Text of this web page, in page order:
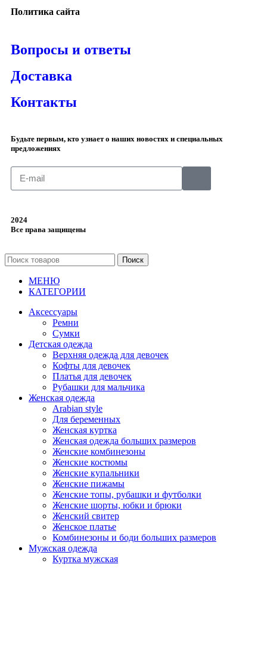
Политика сайта
Вопросы и ответы
Доставка
Контакты
Будьте первым, кто узнает о наших новостях и специальных
предложениях
2024
Все права защищены
Поиск
МЕНЮ
КАТЕГОРИИ
Аксессуары
Ремни
Сумки
Детская одежда
Верхняя одежда для девочек
Кофты для девочек
Платья для девочек
Рубашки для мальчика
Женская одежда
Arabian style
Для беременных
Женская куртка
Женская одежда больших размеров
Женские комбинезоны
Женские костюмы
Женские купальники
Женские пижамы
Женские топы, рубашки и футболки
Женские шорты, юбки и брюки
Женский свитер
Женское платье
Комбинезоны и боди больших размеров
Мужская одежда
Куртка мужская